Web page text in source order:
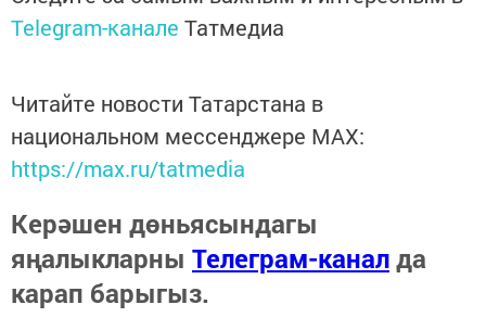
Telegram-канале Татмедиа
Читайте новости Татарстана в
национальном мессенджере MАХ:
https://max.ru/tatmedia
Керәшен дөньясындагы
яңалыкларны Телеграм-каналда
карап барыгыз.